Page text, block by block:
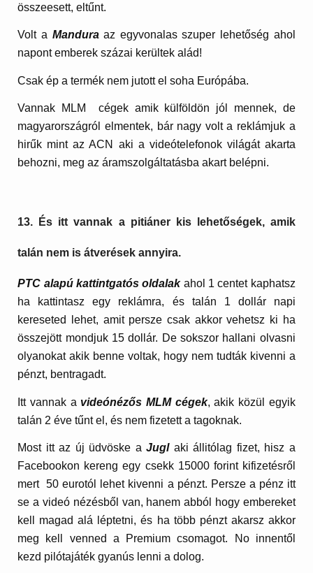
összeesett, eltűnt.
Volt a Manduraaz egyvonalas szuper lehetőség ahol
napont emberek százai kerültek alád!
Csak ép a termék nem jutott el soha Európába.
Vannak MLM cégek amik külföldön jól mennek, de
magyarországról elmentek, bár nagy volt a reklámjuk a
hirűk mint az ACN aki a videótelefonok világát akarta
behozni, meg az áramszolgáltatásba akart belépni.
13. És itt vannak a pitiáner kis lehetőségek, amik
talán nem is átverések annyira.
PTC alapú kattintgatós oldalakahol 1 centet kaphatsz
ha kattintasz egy reklámra, és talán 1 dollár napi
kereseted lehet, amit persze csak akkor vehetsz ki ha
összejött mondjuk 15 dollár. De sokszor hallani olvasni
olyanokat akik benne voltak, hogy nem tudták kivenni a
pénzt, bentragadt.
Itt vannak a videónézős MLM cégek, akik közül egyik
talán 2 éve tűnt el, és nem fizetett a tagoknak.
Most itt az új üdvöske a Jugl aki állitólag fizet, hisz a
Facebookon kereng egy csekk 15000 forint kifizetésről
mert 50 eurotól lehet kivenni a pénzt. Persze a pénz itt
se a videó nézésből van, hanem abból hogy embereket
kell magad alá léptetni, és ha több pénzt akarsz akkor
meg kell venned a Premium csomagot. No innentől
kezd pilótajáték gyanús lenni a dolog.